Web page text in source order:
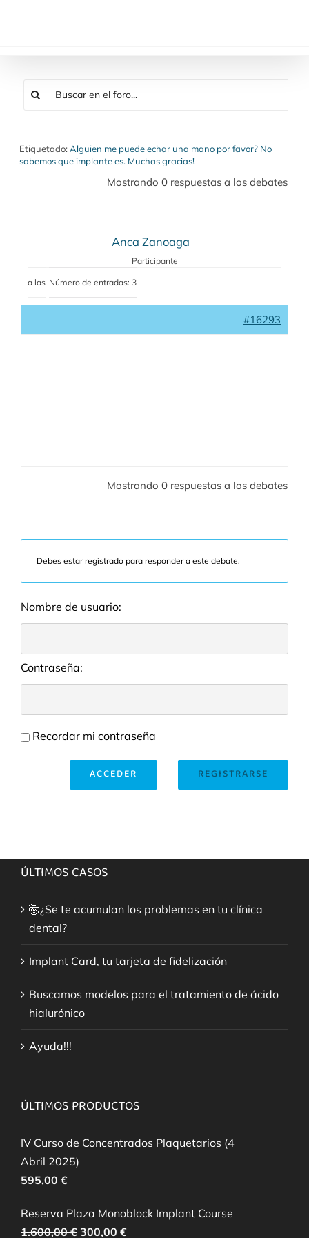
Etiquetado:Alguien me puede echar una mano por favor? No
sabemos que implante es. Muchas gracias!
Mostrando 0 respuestas a los debates
Anca Zanoaga
Participante
a las Número de entradas: 3
#16293
Mostrando 0 respuestas a los debates
Debes estar registrado para responder a este debate.
Nombre de usuario:
Contraseña:
Recordar mi contraseña
REGISTRARSE
ACCEDER
ÚLTIMOS CASOS
🤯¿Se te acumulan los problemas en tu clínica
dental?
Implant Card, tu tarjeta de fidelización
Buscamos modelos para el tratamiento de ácido
hialurónico
Ayuda!!!
ÚLTIMOS PRODUCTOS
IV Curso de Concentrados Plaquetarios (4
Abril 2025)
595,00 €
Reserva Plaza Monoblock Implant Course
1.600,00€ El
300,00 €El